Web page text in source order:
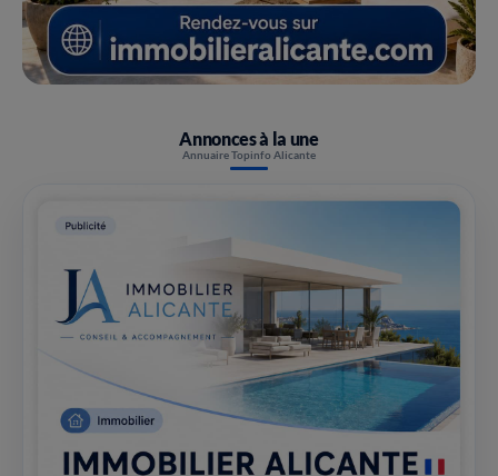
Annonces à la une
Annuaire Topinfo Alicante